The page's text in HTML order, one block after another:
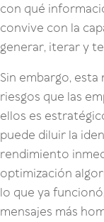
con qué
convive con la
generar, iterar y
Sin embargo,
riesgos que las
ellos es
puede diluir la
rendimiento
optimización
lo que ya
mensajes más